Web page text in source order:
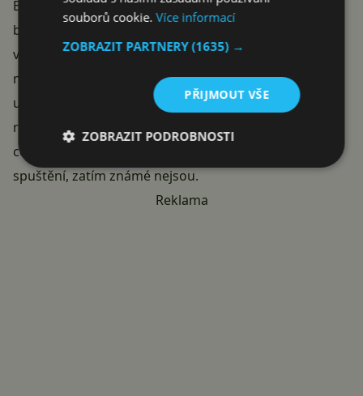
Běžné uživatele pak může těšit, že business profily
budou moci nastavit
vyhledání svého účtu pro konverzace. Tato URL
neukryje stávající mobilní číslo a není ani náhradou za
uživatelské jméno, ale bude šikovnou zkratkou pro
rychlé poslání zprávy. Další podrobnosti, například o
ceně premium účtu, jiných výhodách nebo datu
spuštění, zatím známé nejsou.
Reklama
souborů cookie.Více informací
ZOBRAZIT PARTNERY(1635) →
PŘIJMOUT VŠE
ZOBRAZIT PODROBNOSTI